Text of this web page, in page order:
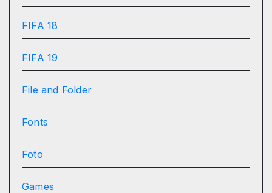
FIFA 18
FIFA 19
File and Folder
Fonts
Foto
Games